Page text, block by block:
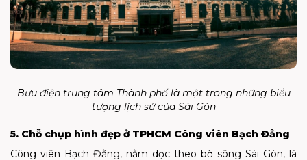
Bưu điện trung tâm Thành phố là một trong những biểu
tượng lịch sử của Sài Gòn
5. Chỗ chụp hình đẹp ở TPHCM Công viên Bạch Đằng
Công viên Bạch Đằng, nằm dọc theo bờ sông Sài Gòn, là